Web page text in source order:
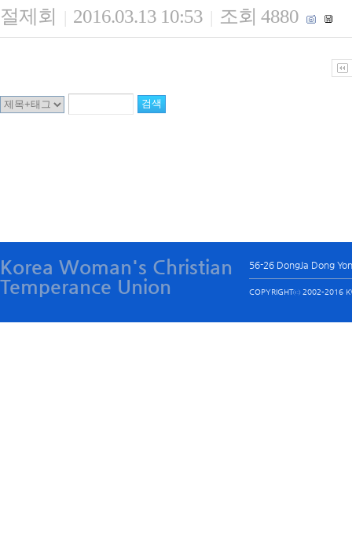
절제회 | 2016.03.13 10:53 | 조회 4880
Korea Woman's Christian
Temperance Union
56-26 DongJa Dong
COPYRIGHTⓒ 2002-2016